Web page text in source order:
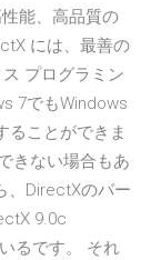
能、高品質の
には、最善の
プログラミン
7でもWindows
ることができま
きない場合もあ
、DirectXのバー
9.0c
るです。 それ